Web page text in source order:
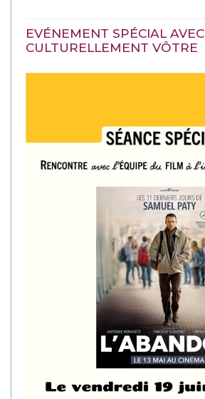
EVÉNEMENT SPÉCIAL AVEC
CULTURELLEMENT VÔTRE